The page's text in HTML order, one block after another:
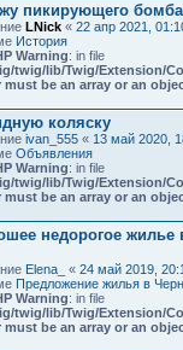
пикирующего
LNick « 22 апр 2021,
История
Warning: in file
twig/lib/Twig/Extension/
must be an array or an
коляску
ivan_555 « 13 май 2020,
Объявления
Warning: in file
twig/lib/Twig/Extension/
must be an array or an
недорогое жилье
Elena_ « 24 май 2019,
Предложение жилья в
Warning: in file
twig/lib/Twig/Extension/
must be an array or an